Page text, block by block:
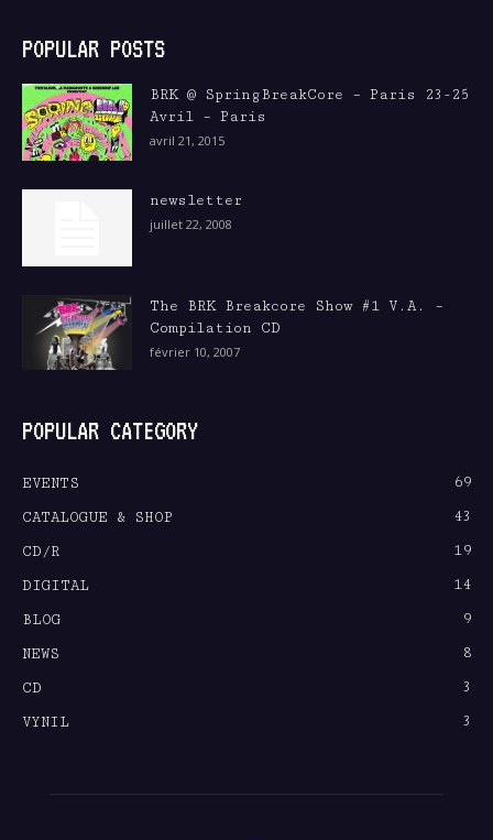
POPULAR POSTS
BRK @ SpringBreakCore – Paris 23-25
Avril – Paris
avril 21, 2015
newsletter
juillet 22, 2008
The BRK Breakcore Show #1 V.A. –
Compilation CD
février 10, 2007
POPULAR CATEGORY
EVENTS
69
CATALOGUE & SHOP
43
CD/R
19
DIGITAL
14
BLOG
9
NEWS
8
CD
3
VYNIL
3